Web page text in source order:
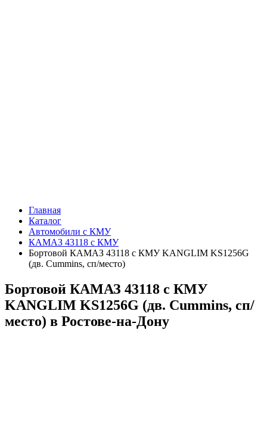
Главная
Каталог
Автомобили с КМУ
КАМАЗ 43118 с КМУ
Бортовой КАМАЗ 43118 с КМУ KANGLIM KS1256G
(дв. Cummins, сп/место)
Бортовой КАМАЗ 43118 с КМУ
KANGLIM KS1256G (дв. Cummins, сп/
место) в Ростове-на-Дону